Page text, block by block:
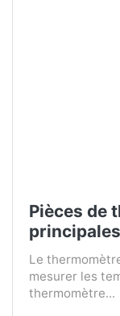
Pièces de
principales
Le
mesurer les
thermomètre...